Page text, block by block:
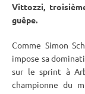
Vittozzi,
guêpe.
Comme Simon
impose sa
sur lesprint à
championne du